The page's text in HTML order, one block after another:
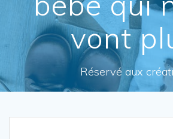
vont
Réservé aux